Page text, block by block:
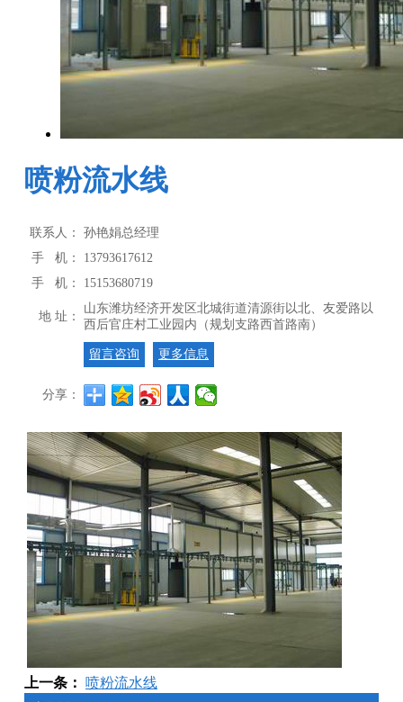
喷粉流水线
联系人：
孙艳娟总经理
手 机：
13793617612
手 机：
15153680719
地 址：
山东潍坊经济开发区北城街道清源街以北、友爱路以
西后官庄村工业园内（规划支路西首路南）
留言咨询 更多信息
分享：
上一条： 喷粉流水线